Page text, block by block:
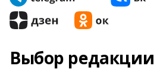
Выбор редакции